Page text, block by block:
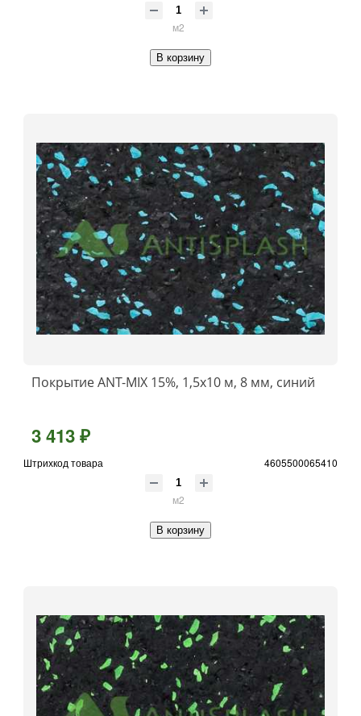
м2
В корзину
Покрытие ANT-MIX 15%, 1,5x10 м, 8 мм, синий
3 413 ₽
Штрихкод товара 4605500065410
м2
В корзину